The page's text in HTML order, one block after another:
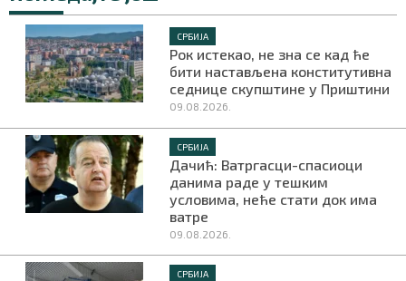
СРБИЈА
Рок истекао, не зна се кад ће
бити настављена конститутивна
седнице скупштине у Приштини
09.08.2026.
СРБИЈА
Дачић: Ватргасци-спасиоци
данима раде у тешким
условима, неће стати док има
ватре
09.08.2026.
СРБИЈА